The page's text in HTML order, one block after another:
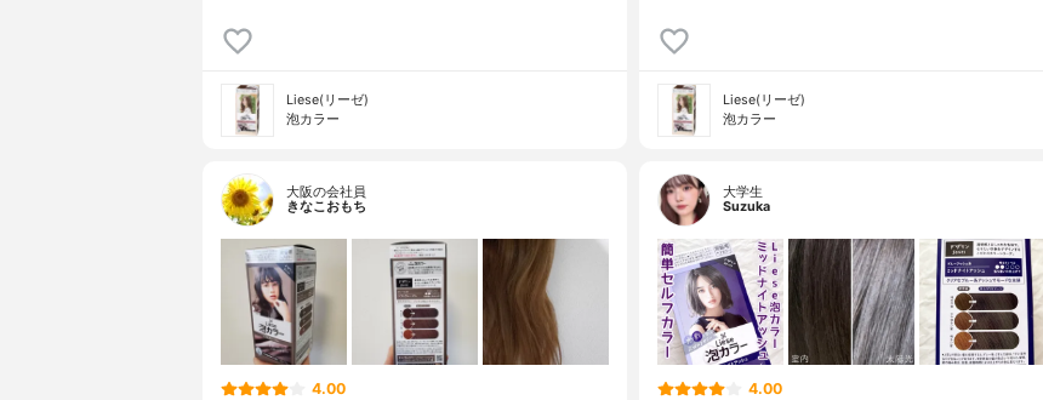
Liese(リーゼ)
泡カラー
Liese(リーゼ)
泡カラー
大阪の会社員
きなこおもち
4.00
大学生
Suzuka
4.00